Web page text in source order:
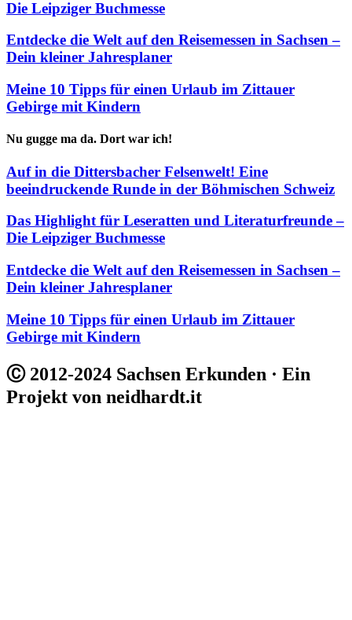
Die Leipziger Buchmesse
Entdecke die Welt auf den Reisemessen in Sachsen –
Dein kleiner Jahresplaner
Meine 10 Tipps für einen Urlaub im Zittauer
Gebirge mit Kindern
Nu gugge ma da. Dort war ich!
Auf in die Dittersbacher Felsenwelt! Eine
beeindruckende Runde in der Böhmischen Schweiz
Das Highlight für Leseratten und Literaturfreunde –
Die Leipziger Buchmesse
Entdecke die Welt auf den Reisemessen in Sachsen –
Dein kleiner Jahresplaner
Meine 10 Tipps für einen Urlaub im Zittauer
Gebirge mit Kindern
Ⓒ 2012-2024 Sachsen Erkunden · Ein
Projekt von neidhardt.it